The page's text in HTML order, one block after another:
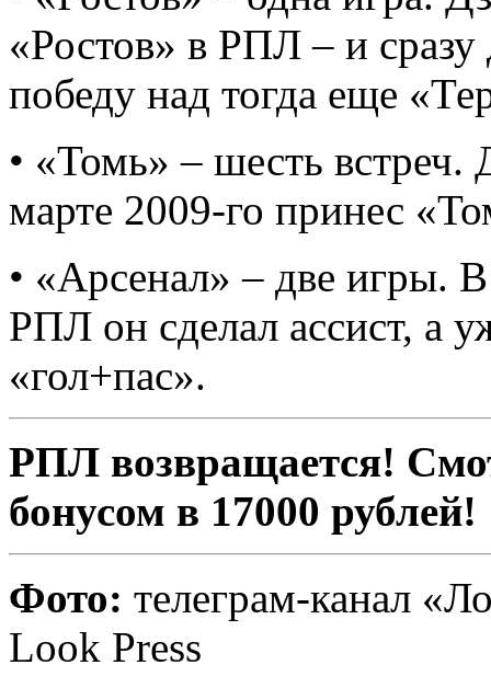
«Ростов» в РПЛ – и
победу над тогда еще
• «Томь» – шесть встреч.
марте 2009-го принес
• «Арсенал» – две игры.
РПЛ он сделал ассист, а
«гол+пас».
РПЛ возвращается!
бонусом в 17000 рублей!
Фото: телеграм-канал
Look Press